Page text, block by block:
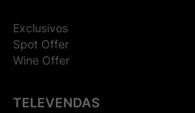
Exclusivos
Spot Offer
Wine Offer
TELEVENDAS